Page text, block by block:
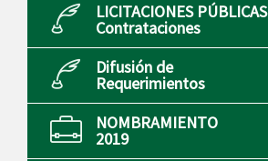
LICITACIONES PÚBLICAS
Contrataciones
Difusión de
Requerimientos
NOMBRAMIENTO
2019